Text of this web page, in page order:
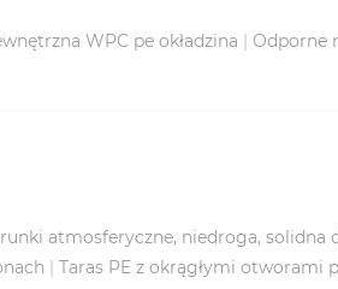
WPC pe okładzina | Odporne
atmosferyczne, niedroga, solidna
| Taras PE z okrągłymi otworami